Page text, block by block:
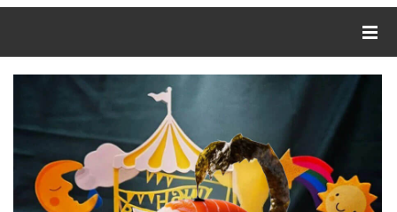
記住我
網紅媽咪蛋糕心得分享
加入甜點廚師接單平台